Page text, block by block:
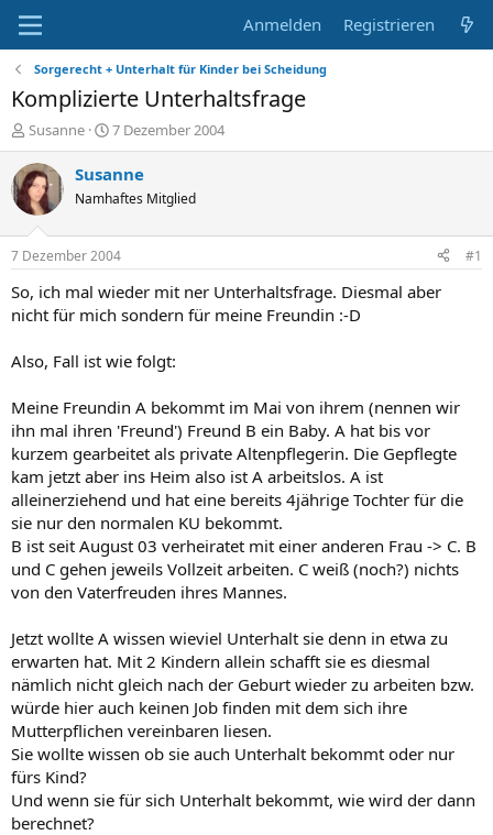
Anmelden Registrieren
Sorgerecht + Unterhalt für Kinder bei Scheidung
Komplizierte Unterhaltsfrage
E
r
s
t
e
l
e
r
Susanne
E
r
s
e
l
t
a
7 Dezember 2004
Susanne
Namhaftes Mitglied
7 Dezember 2004 #1
So, ich mal wieder mit ner Unterhaltsfrage. Diesmal aber
nicht für mich sondern für meine Freundin :-D
Also, Fall ist wie folgt:
Meine Freundin A bekommt im Mai von ihrem (nennen wir
ihn mal ihren 'Freund') Freund B ein Baby. A hat bis vor
kurzem gearbeitet als private Altenpflegerin. Die Gepflegte
kam jetzt aber ins Heim also ist A arbeitslos. A ist
alleinerziehend und hat eine bereits 4jährige Tochter für die
sie nur den normalen KU bekommt.
B ist seit August 03 verheiratet mit einer anderen Frau -> C. B
und C gehen jeweils Vollzeit arbeiten. C weiß (noch?) nichts
von den Vaterfreuden ihres Mannes.
Jetzt wollte A wissen wieviel Unterhalt sie denn in etwa zu
erwarten hat. Mit 2 Kindern allein schafft sie es diesmal
nämlich nicht gleich nach der Geburt wieder zu arbeiten bzw.
würde hier auch keinen Job finden mit dem sich ihre
Mutterpflichen vereinbaren liesen.
Sie wollte wissen ob sie auch Unterhalt bekommt oder nur
fürs Kind?
Und wenn sie für sich Unterhalt bekommt, wie wird der dann
berechnet?